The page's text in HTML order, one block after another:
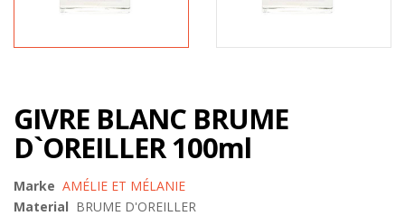
GIVRE BLANC BRUME
D`OREILLER 100ml
Marke AMÉLIE ET MÉLANIE
Material BRUME D'OREILLER